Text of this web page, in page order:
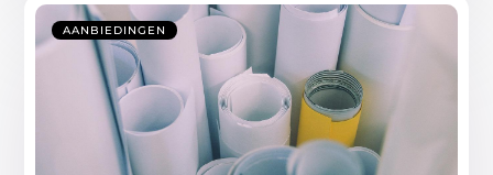
AANBIEDINGEN